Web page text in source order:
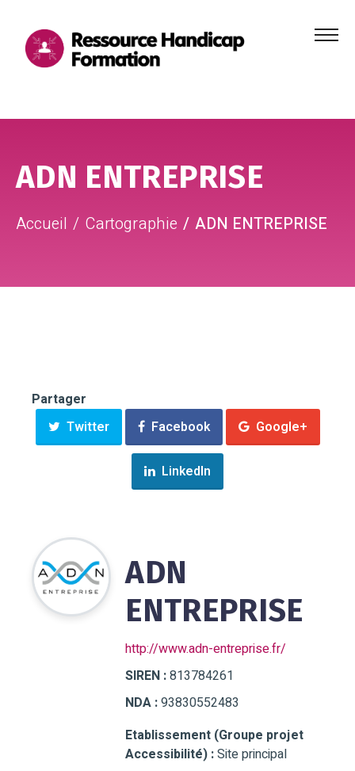
Menu
ADN ENTREPRISE
Accueil Cartographie ADN ENTREPRISE
Partager
Twitter
Facebook Google+
LinkedIn
ADN
ENTREPRISE
http://www.adn-entreprise.fr/
SIREN :813784261
NDA :93830552483
Etablissement (Groupe projet
Accessibilité) :Site principal